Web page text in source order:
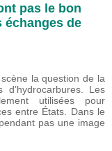
pas le bon
échanges de
la question de la
d’hydrocarbures. Les
utilisées pour
entre États. Dans le
pas une image